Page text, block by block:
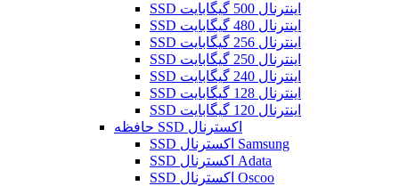
SSD اینترنال 500 گیگابایت
SSD اینترنال 480 گیگابایت
SSD اینترنال 256 گیگابایت
SSD اینترنال 250 گیگابایت
SSD اینترنال 240 گیگابایت
SSD اینترنال 128 گیگابایت
SSD اینترنال 120 گیگابایت
حافظه SSD اکسترنال
SSD اکسترنال Samsung
SSD اکسترنال Adata
SSD اکسترنال Oscoo